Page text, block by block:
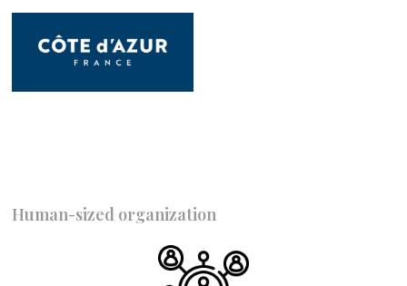
Human-sized organization